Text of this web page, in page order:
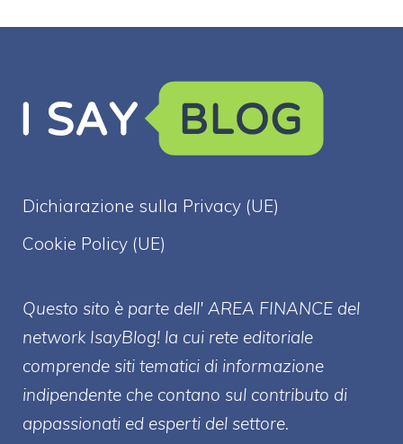
Dichiarazione sulla Privacy (UE)
Cookie Policy (UE)
Questo sito è parte dell' AREA FINANCE del
network IsayBlog! la cui rete editoriale
comprende siti tematici di informazione
indipendente che contano sul contributo di
appassionati ed esperti del settore.